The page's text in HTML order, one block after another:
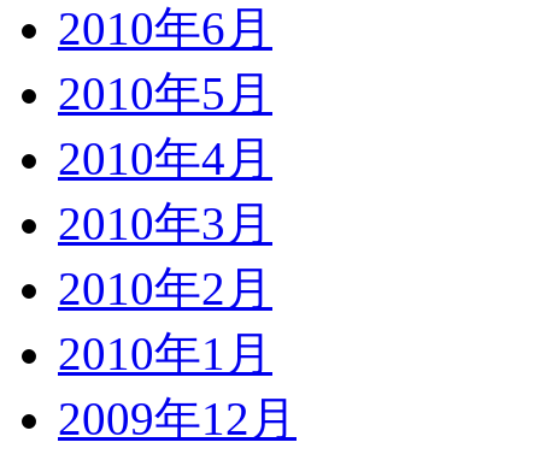
2010年6月
2010年5月
2010年4月
2010年3月
2010年2月
2010年1月
2009年12月